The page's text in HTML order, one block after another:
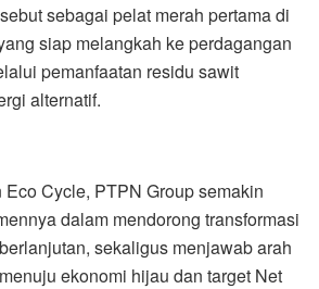
sebagai pelat merah pertama di
siap melangkah ke perdagangan
pemanfaatan residu sawit
alternatif.
Cycle, PTPN Group semakin
dalam mendorong transformasi
sekaligus menjawab arah
ekonomi hijau dan target Net